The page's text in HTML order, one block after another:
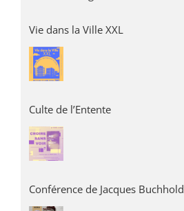
Vie dans la Ville XXL
Culte de l’Entente
Conférence de Jacques Buchhold